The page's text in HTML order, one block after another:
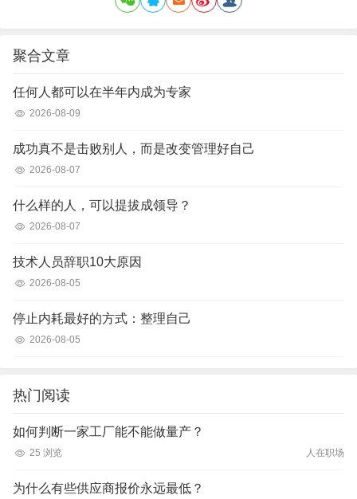
聚合文章
任何人都可以在半年内成为专家
2026-08-09
成功真不是击败别人，而是改变管理好自己
2026-08-07
什么样的人，可以提拔成领导？
2026-08-07
技术人员辞职10大原因
2026-08-05
停止内耗最好的方式：整理自己
2026-08-05
热门阅读
如何判断一家工厂能不能做量产？
25 浏览 人在职场
为什么有些供应商报价永远最低？